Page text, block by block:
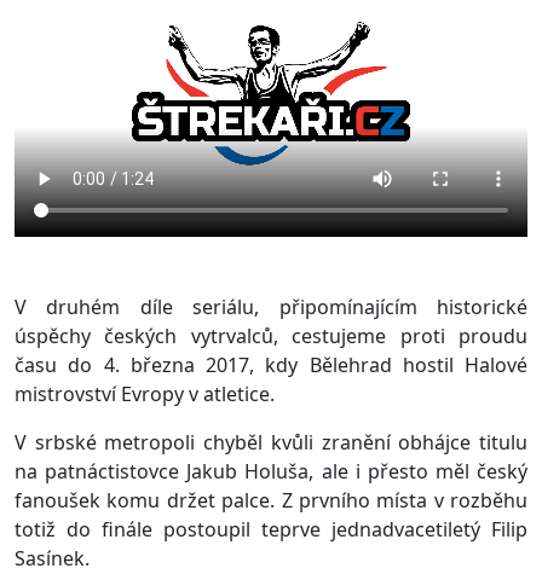
V druhém díle seriálu, připomínajícím historické
úspěchy českých vytrvalců, cestujeme proti proudu
času do 4. března 2017, kdy Bělehrad hostil Halové
mistrovství Evropy v atletice.
V srbské metropoli chyběl kvůli zranění obhájce titulu
na patnáctistovce Jakub Holuša, ale i přesto měl český
fanoušek komu držet palce. Z prvního místa v rozběhu
totiž do finále postoupil teprve jednadvacetiletý Filip
Sasínek.